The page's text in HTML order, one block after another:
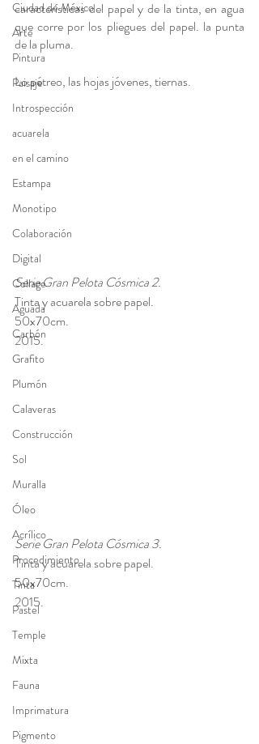
Ciudad de México
Arte
Pintura
Paisaje
Introspección
acuarela
en el camino
Estampa
Monotipo
Colaboración
Digital
Collage
Aguada
Carbón
Grafito
Plumón
Calaveras
Construcción
Sol
Muralla
Óleo
Acrílico
Procedimiento
Tinta
Pastel
Temple
Mixta
Fauna
Imprimatura
Pigmento
características del papel y de la tinta, en agua
que corre por los pliegues del papel. la punta
de la pluma.
Lo pétreo, las hojas jóvenes, tiernas.
Serie Gran Pelota Cósmica 2.
Tinta y acuarela sobre papel.
50x70cm.
2015.
Serie Gran Pelota Cósmica 3.
Tinta y acuarela sobre papel.
50x70cm.
2015.